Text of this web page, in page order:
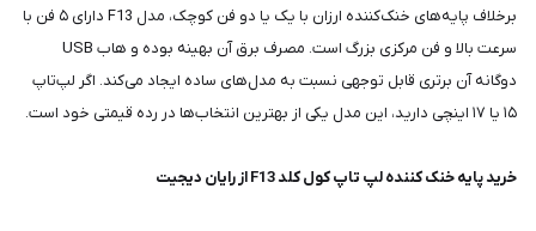
برخلاف پایه‌های خنک‌کننده ارزان با یک یا دو فن کوچک، مدل F13 دارای ۵ فن با
سرعت بالا و فن مرکزی بزرگ است. مصرف برق آن بهینه بوده و هاب USB
دوگانه آن برتری قابل توجهی نسبت به مدل‌های ساده ایجاد می‌کند. اگر لپ‌تاپ
۱۵ یا ۱۷ اینچی دارید، این مدل یکی از بهترین انتخاب‌ها در رده قیمتی خود است.
خرید پایه خنک کننده لپ تاپ کول کلد F13 از رایان دیجیت